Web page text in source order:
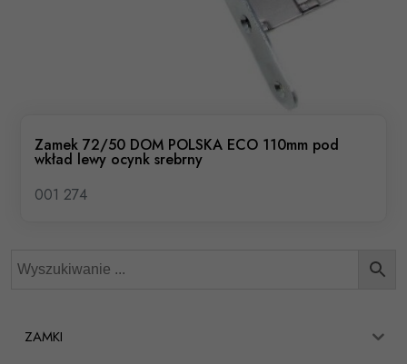
Zamek 72/50 DOM POLSKA ECO 110mm pod
wkład lewy ocynk srebrny
001 274
ZAMKI